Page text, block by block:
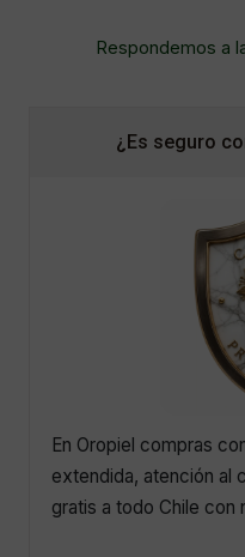
Respondemos a
¿Es seguro
En Oropiel compras
extendida, atención al
gratis a todo Chile con